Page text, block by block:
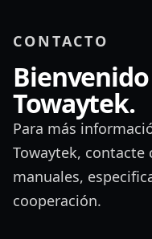
CONTACTO
Towaytek.
Para más
Towaytek,
manuales,
cooperación.